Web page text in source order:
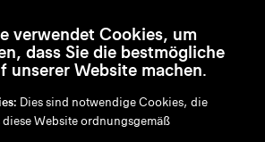
verwendet Cookies, um
dass Sie die bestmögliche
unserer Website machen.
Dies sind notwendige Cookies, die
Website ordnungsgemäß